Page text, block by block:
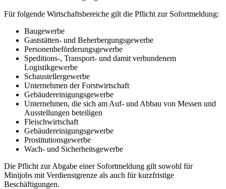
Für folgende Wirtschaftsbereiche gilt die Pflicht zur Sofortmeldung:
Baugewerbe
Gaststätten- und Beherbergungsgewerbe
Personenbeförderungsgewerbe
Speditions-, Transport- und damit verbundenem
Logistikgewerbe
Schaustellergewerbe
Unternehmen der Forstwirtschaft
Gebäudereinigungsgewerbe
Unternehmen, die sich am Auf- und Abbau von Messen und
Ausstellungen beteiligen
Fleischwirtschaft
Gebäudereinigungsgewerbe
Prostitutionsgewerbe
Wach- und Sicherheitsgewerbe
Die Pflicht zur Abgabe einer Sofortmeldung gilt sowohl für
Minijobs mit Verdienstgrenze als auch für kurzfristige
Beschäftigungen.